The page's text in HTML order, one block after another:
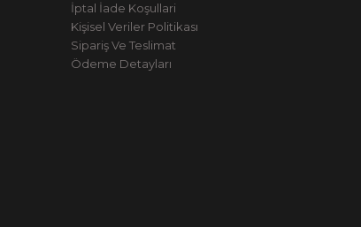
İptal İade Koşullari
Kişisel Veriler Politikası
Sipariş Ve Teslimat
Ödeme Detayları